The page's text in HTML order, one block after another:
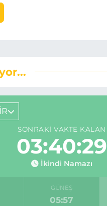
SONRAKI VAKTE KALAN
03:40:28
İkindi Namazı
GÜNEŞ
05:57